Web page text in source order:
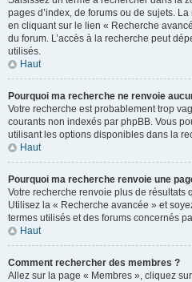
pages d’index, de forums ou de sujets.
en cliquant sur le lien « Recherche
du forum. L’accès à la recherche peut
utilisés.
Haut
Pourquoi ma recherche ne renvoie
Votre recherche est probablement trop
courants non indexés par phpBB. Vous
utilisant les options disponibles dans la
Haut
Pourquoi ma recherche renvoie une
Votre recherche renvoie plus de résultats
Utilisez la « Recherche avancée » et
termes utilisés et des forums concernés
Haut
Comment rechercher des membres ?
Allez sur la page « Membres », cliquez